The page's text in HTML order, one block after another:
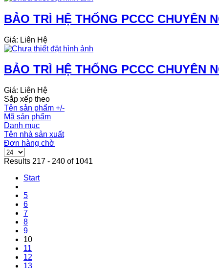
BẢO TRÌ HỆ THỐNG PCCC CHUYÊN
Giá: Liên Hệ
BẢO TRÌ HỆ THỐNG PCCC CHUYÊN
Giá: Liên Hệ
Sắp xếp theo
Tên sản phẩm +/-
Mã sản phẩm
Danh mục
Tên nhà sản xuất
Đơn hàng chờ
Results 217 - 240 of 1041
Start
5
6
7
8
9
10
11
12
13